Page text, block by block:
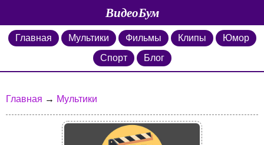
ВидеоБум
Главная Мультики Фильмы Клипы
Юмор
Спорт
Блог
Главная → Мультики